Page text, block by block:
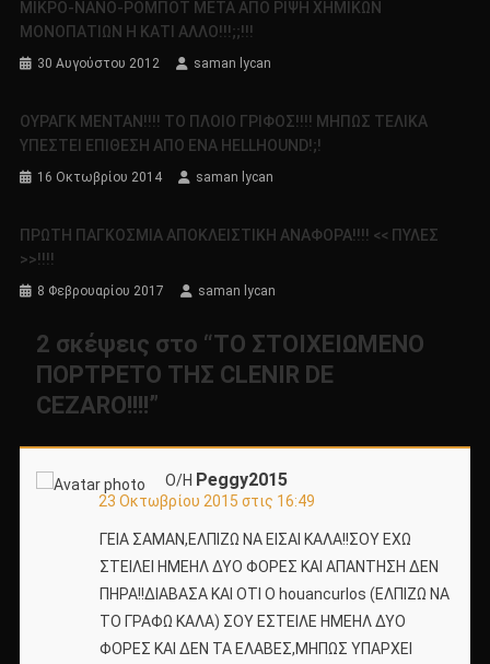
ΜΙΚΡΟ-ΝΑΝΟ-ΡΟΜΠΟΤ ΜΕΤΑ ΑΠΟ ΡΙΨΗ ΧΗΜΙΚΩΝ
ΜΟΝΟΠΑΤΙΩΝ Η ΚΑΤΙ ΑΛΛΟ!!!;;!!!
30 Αυγούστου 2012 saman lycan
ΟΥΡΑΓΚ ΜΕΝΤΑΝ!!!! ΤΟ ΠΛΟΙΟ ΓΡΙΦΟΣ!!!! ΜΗΠΩΣ ΤΕΛΙΚΑ
ΥΠΕΣΤΕΙ ΕΠΙΘΕΣΗ ΑΠΟ ΕΝΑ HELLΗΟUND!;!
16 Οκτωβρίου 2014 saman lycan
ΠΡΩΤΗ ΠΑΓΚΟΣΜΙΑ ΑΠΟΚΛΕΙΣΤΙΚΗ ΑΝΑΦΟΡΑ!!!! << ΠΥΛΕΣ
>>!!!!
8 Φεβρουαρίου 2017 saman lycan
2 σκέψεις στο “ΤΟ ΣΤΟΙΧΕΙΩΜΕΝΟ
ΠΟΡΤΡΕΤΟ ΤΗΣ CLENIR DE
CEZARO!!!!”
Ο/Η Peggy2015
23 Οκτωβρίου 2015 στις 16:49
ΓΕΙΑ ΣΑΜΑΝ,ΕΛΠΙΖΩ ΝΑ ΕΙΣΑΙ ΚΑΛΑ!!ΣΟΥ ΕΧΩ
ΣΤΕΙΛΕΙ ΗΜΕΗΛ ΔΥΟ ΦΟΡΕΣ ΚΑΙ ΑΠΑΝΤΗΣΗ ΔΕΝ
ΠΗΡΑ!!ΔΙΑΒΑΣΑ ΚΑΙ ΟΤΙ Ο houancurlos (ΕΛΠΙΖΩ ΝΑ
ΤΟ ΓΡΑΦΩ ΚΑΛΑ) ΣΟΥ ΕΣΤΕΙΛΕ ΗΜΕΗΛ ΔΥΟ
ΦΟΡΕΣ ΚΑΙ ΔΕΝ ΤΑ ΕΛΑΒΕΣ,ΜΗΠΩΣ ΥΠΑΡΧΕΙ